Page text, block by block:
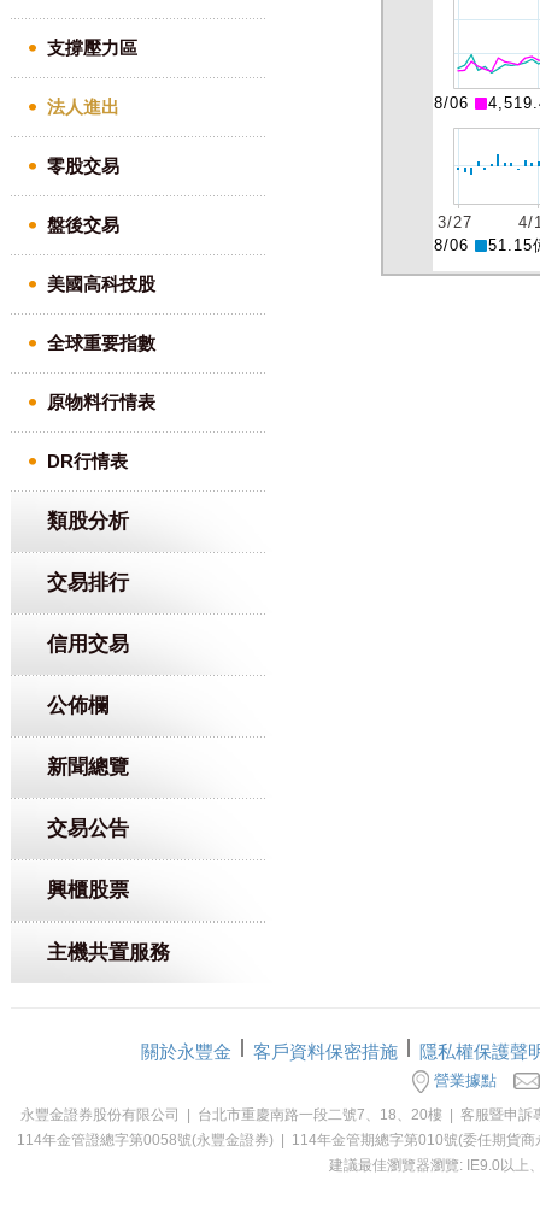
支撐壓力區
法人進出
零股交易
盤後交易
美國高科技股
全球重要指數
原物料行情表
DR行情表
類股分析
交易排行
信用交易
公佈欄
新聞總覽
交易公告
興櫃股票
主機共置服務
關於永豐金 客戶資料保密措施 隱私權保護聲
營業據點
永豐金證券股份有限公司 | 台北市重慶南路一段二號7、18、20樓 | 客服暨申
114年金管證總字第0058號(永豐金證券) | 114年金管期總字第010號(委任期貨
建議最佳瀏覽器瀏覽: IE9.0以上